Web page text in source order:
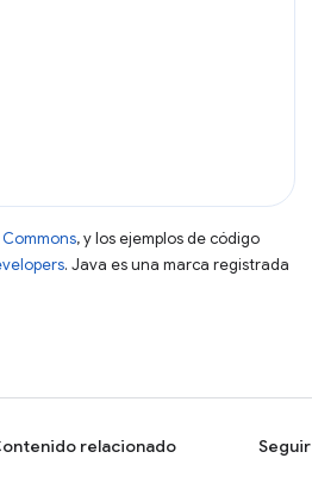
, y los ejemplos de código
. Java es una marca registrada
relacionado
Seguir